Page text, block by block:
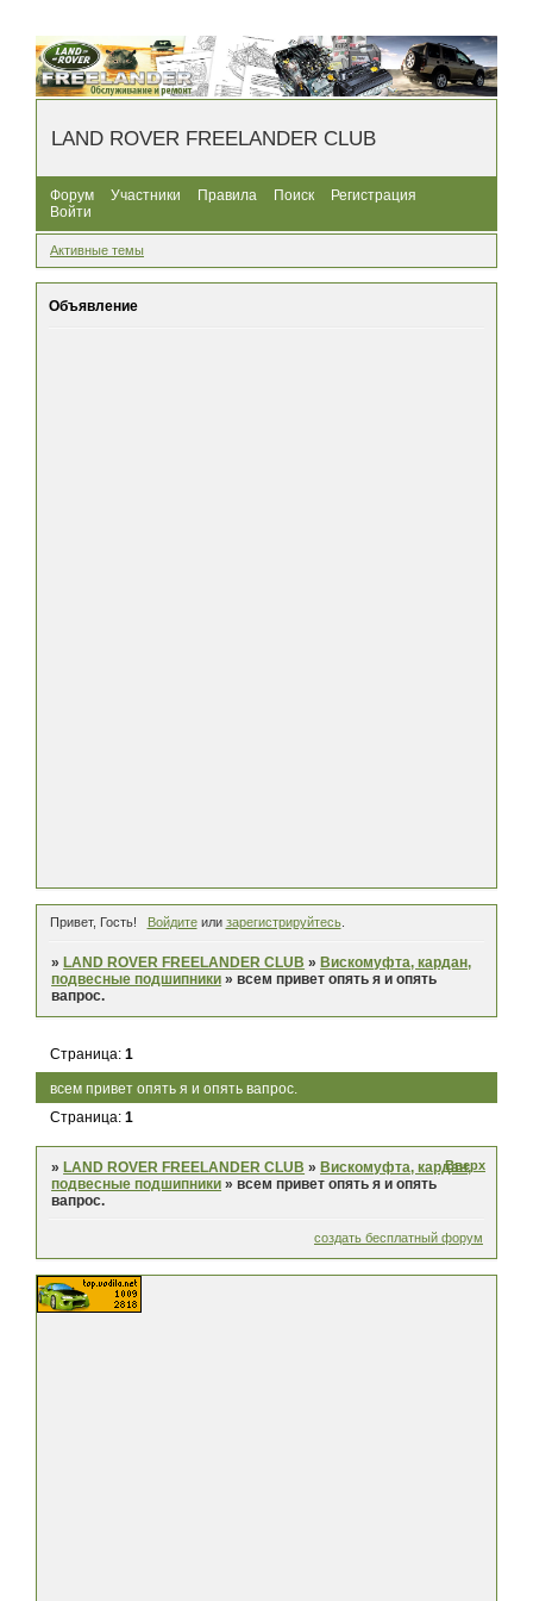
LAND ROVER FREELANDER CLUB
Форум Участники Правила Поиск
Регистрация
Войти
Активные темы
Объявление
Привет, Гость! Войдитеили зарегистрируйтесь.
» LAND ROVER FREELANDER CLUB » Вискомуфта, кардан,
подвесные подшипники »всем привет опять я и опять
вапрос.
всем привет опять я и опять вапрос.
Страница:1
Страница:1
»LAND ROVER FREELANDER CLUB »Вискомуфта, кардан,
подвесные подшипники »всем привет опять я и опять
вапрос.
Вверх
создать бесплатный форум